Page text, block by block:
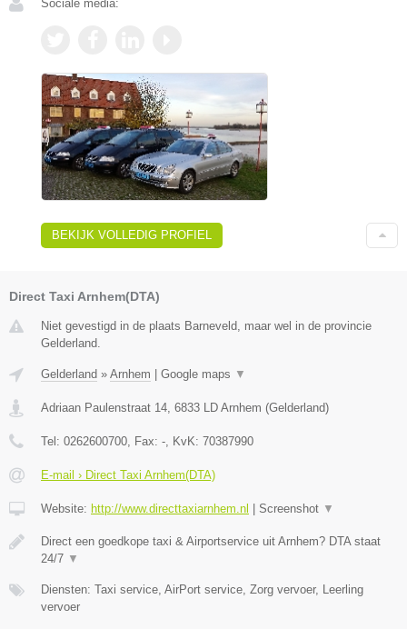
Sociale media:
BEKIJK VOLLEDIG PROFIEL
Direct Taxi Arnhem(DTA)
Niet gevestigd in de plaats Barneveld, maar wel in de provincie
Gelderland.
Gelderland » Arnhem Google maps ▼
Adriaan Paulenstraat 14 6833 LD Arnhem (Gelderland)
Tel: 0262600700 , Fax: - , KvK: 70387990
E-mail › Direct Taxi Arnhem(DTA)
Website: http://www.directtaxiarnhem.nl Screenshot ▼
Direct een goedkope taxi & Airportservice uit Arnhem? DTA staat
24/7 ▼
Diensten: Taxi service, AirPort service, Zorg vervoer, Leerling
vervoer